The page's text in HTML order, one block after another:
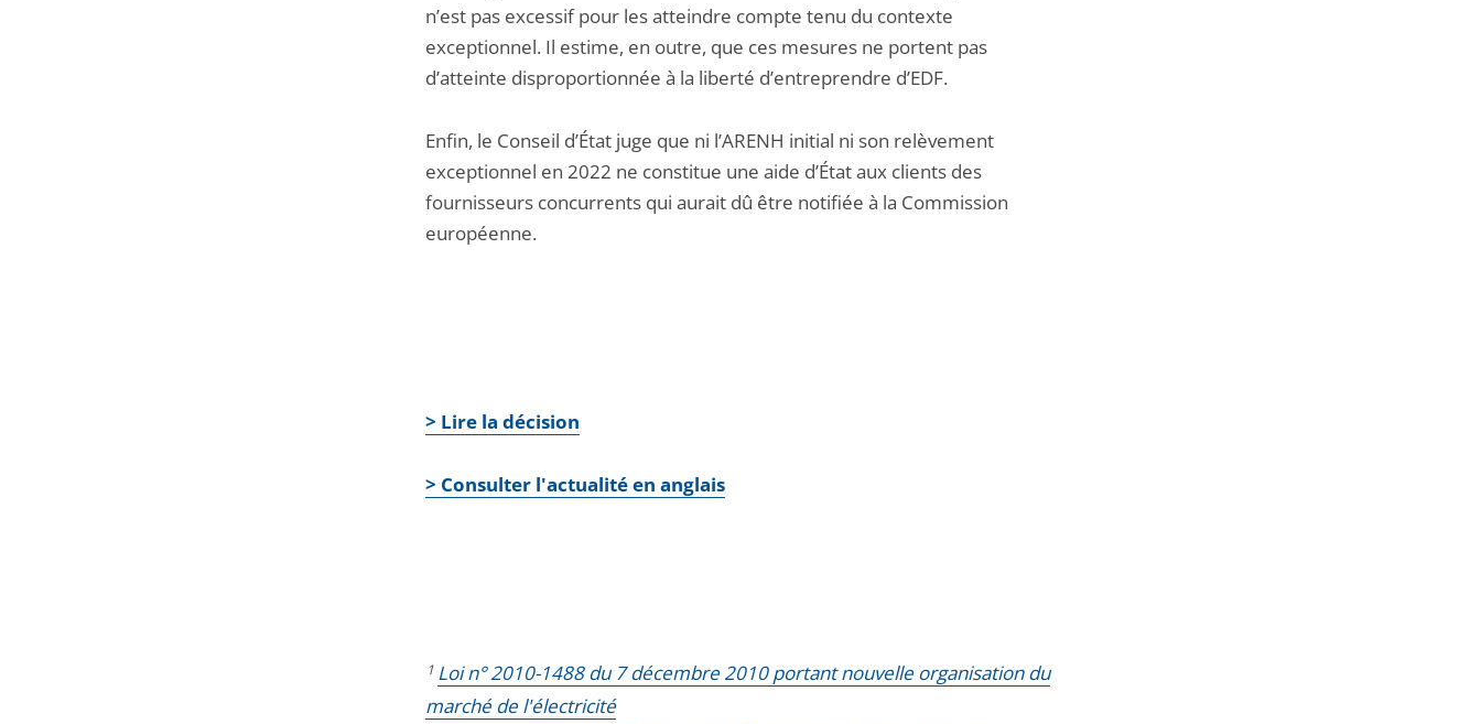
n’est pas excessif pour les atteindre compte tenu du contexte
exceptionnel. Il estime, en outre, que ces mesures ne portent pas
d’atteinte disproportionnée à la liberté d’entreprendre d’EDF.
Enfin, le Conseil d’État juge que ni l’ARENH initial ni son relèvement
exceptionnel en 2022 ne constitue une aide d’État aux clients des
fournisseurs concurrents qui aurait dû être notifiée à la Commission
européenne.
> Lire la décision
> Consulter l'actualité en anglais
1 Loi n° 2010-1488 du 7 décembre 2010 portant nouvelle organisation du
marché de l'électricité